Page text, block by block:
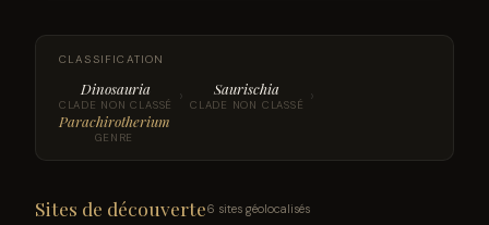
CLASSIFICATION
Dinosauria
CLADE NON CLASSÉ › Saurischia
CLADE NON CLASSÉ ›
Parachirotherium
GENRE
Sites de découverte6 sites géolocalisés